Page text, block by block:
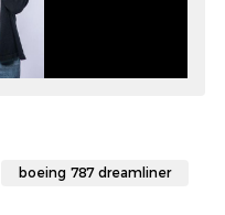
boeing 787 dreamliner